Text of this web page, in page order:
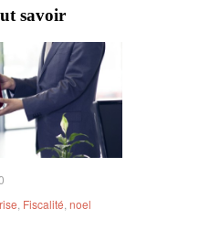
savoir
Fiscalité noel